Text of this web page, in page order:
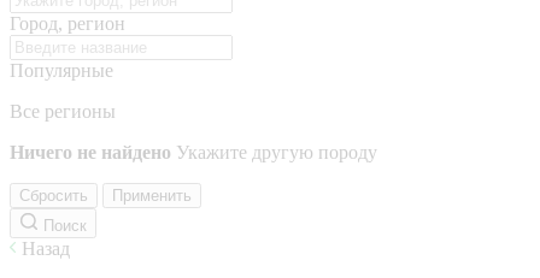
Город, регион
Популярные
Все регионы
Ничего не найдено Укажите другую породу
Сбросить
Применить
Поиск
Назад